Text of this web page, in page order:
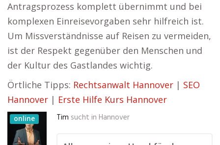
Antragsprozess komplett übernimmt und bei
komplexen Einreisevorgaben sehr hilfreich ist.
Um Missverständnisse auf Reisen zu vermeiden,
ist der Respekt gegenüber den Menschen und
der Kultur des Gastlandes wichtig.
Örtliche Tipps: Rechtsanwalt Hannover | SEO
Hannover | Erste Hilfe Kurs Hannover
online Tim sucht in Hannover